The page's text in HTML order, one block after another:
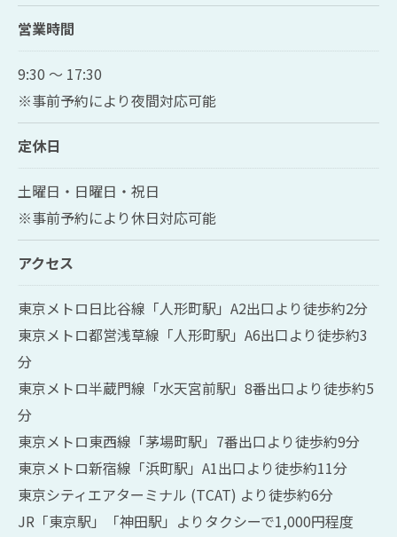
営業時間
9:30 ～ 17:30
※事前予約により夜間対応可能
定休日
土曜日・日曜日・祝日
※事前予約により休日対応可能
アクセス
東京メトロ日比谷線「人形町駅」A2出口より徒歩約2分
東京メトロ都営浅草線「人形町駅」A6出口より徒歩約3
分
東京メトロ半蔵門線「水天宮前駅」8番出口より徒歩約5
分
東京メトロ東西線「茅場町駅」7番出口より徒歩約9分
東京メトロ新宿線「浜町駅」A1出口より徒歩約11分
東京シティエアターミナル (TCAT) より徒歩約6分
JR「東京駅」「神田駅」よりタクシーで1,000円程度